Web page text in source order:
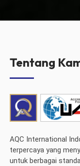
Tentang
AQC International
terpercaya yang
untuk berbagai